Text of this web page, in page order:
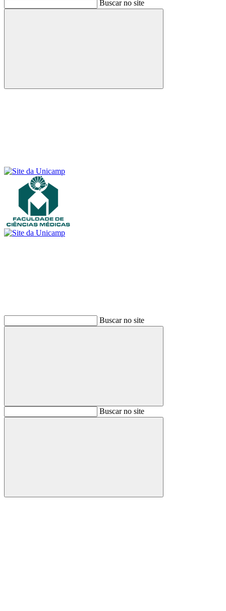
Buscar no site
Buscar
Buscar no site
BuscarBuscar no site
Buscar